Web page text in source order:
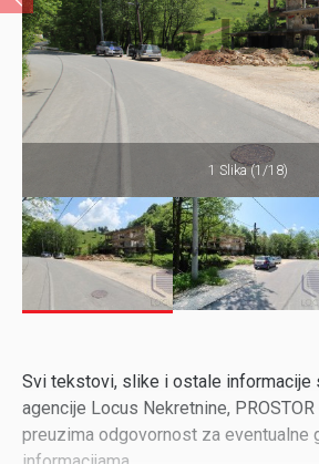
1 Slika (1/18)
Svi tekstovi, slike i ostale informacije
agencije Locus Nekretnine,
preuzima odgovornost za eventualne